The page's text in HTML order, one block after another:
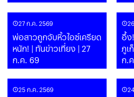
27 ก.ค. 2569
พ่อสาวถูกจับหิ้วไอซ์เครียด
หนัก! | ทันข่าวเที่ยง | 27
ก.ค. 69
อึ้ง
ภูเ
ก.
25 ก.ค. 2569